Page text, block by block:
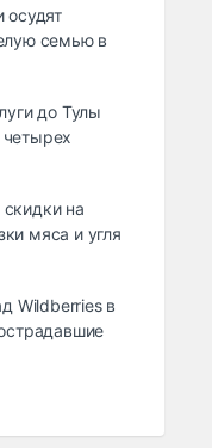
осудят
семью в
до Тулы
на
мяса и угля
Wildberries в